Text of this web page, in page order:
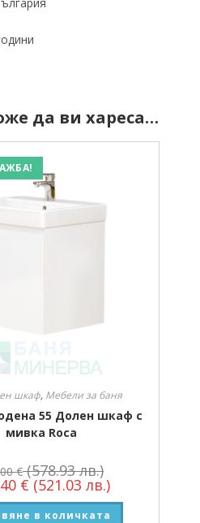
да ви хареса…
шкаф, Мебели за баня
55 Долен шкаф с
мивка Roca
€ (578.93 лв.)
€ (521.03 лв.)
в количката